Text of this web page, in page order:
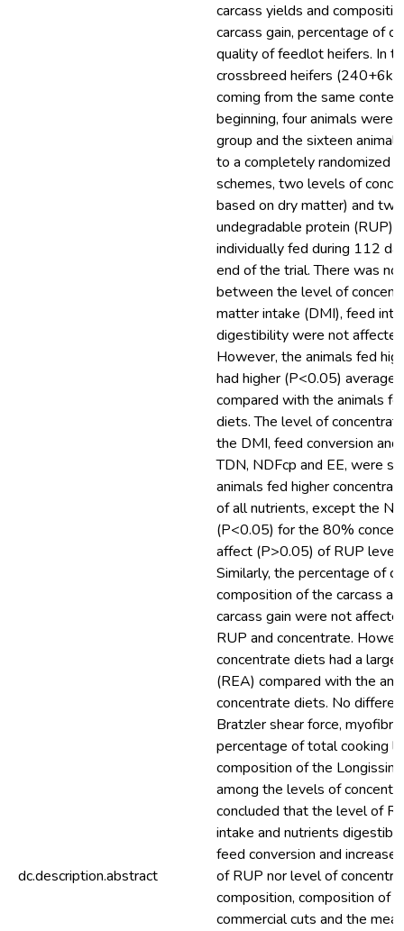
dc.description.abstract
carcass yields and
carcass gain, percentage of
quality of feedlot heifers. In
crossbreed heifers
coming from the same
beginning, four animals were
group and the sixteen
to a completely randomized
schemes, two levels of
based on dry matter) and
undegradable protein (RUP).
individually fed during 112
end of the trial. There was
between the level of
matter intake (DMI), feed
digestibility were not
However, the animals fed
had higher (P<0.05) average
compared with the animals
diets. The level of
the DMI, feed conversion
TDN, NDFcp and EE, were
animals fed higher
of all nutrients, except the
(P<0.05) for the 80%
affect (P>0.05) of RUP level
Similarly, the percentage of
composition of the carcass
carcass gain were not
RUP and concentrate.
concentrate diets had a
(REA) compared with the
concentrate diets. No
Bratzler shear force,
percentage of total cooking
composition of the
among the levels of
concluded that the level of
intake and nutrients
feed conversion and
of RUP nor level of
composition, composition of
commercial cuts and the